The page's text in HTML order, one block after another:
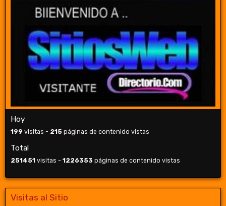
Hoy
199 visitas - 215 páginas de contenido vistas
Total
251451 visitas - 1226353 páginas de contenido vistas
Visitas al Sitio